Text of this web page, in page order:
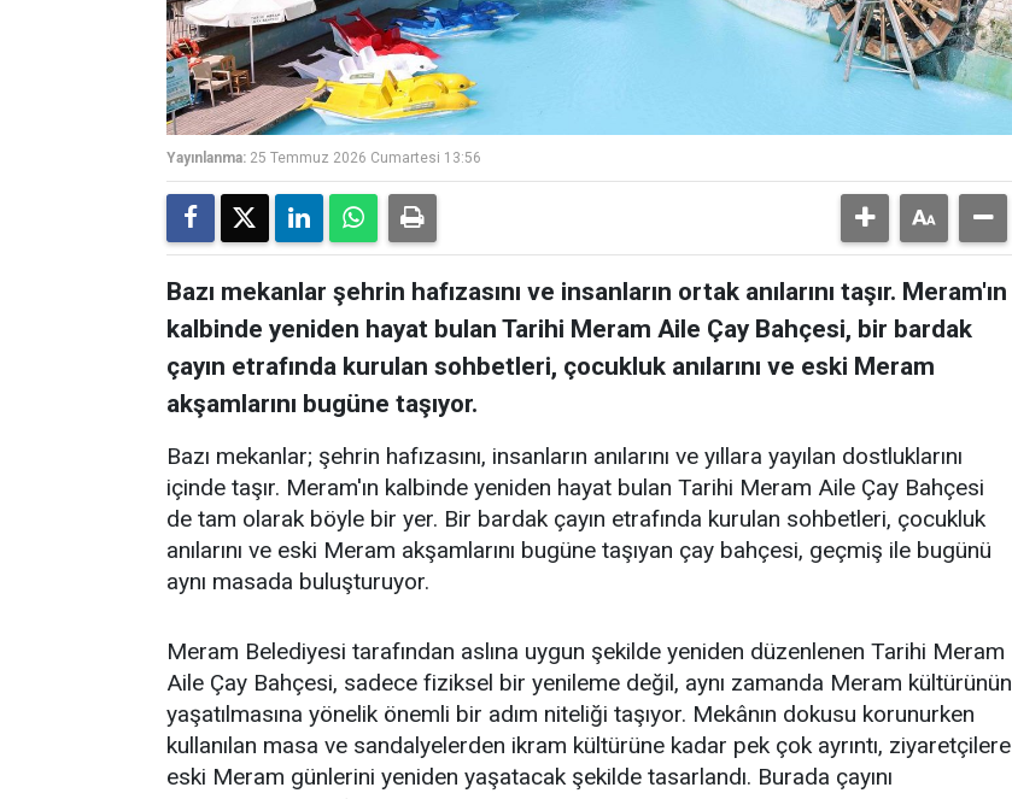
Yayınlanma: 25 Temmuz 2026 Cumartesi 13:56
Bazı mekanlar şehrin hafızasını ve insanların ortak anılarını taşır. Meram'ın
kalbinde yeniden hayat bulan Tarihi Meram Aile Çay Bahçesi, bir bardak
çayın etrafında kurulan sohbetleri, çocukluk anılarını ve eski Meram
akşamlarını bugüne taşıyor.
Bazı mekanlar; şehrin hafızasını, insanların anılarını ve yıllara yayılan dostluklarını
içinde taşır. Meram'ın kalbinde yeniden hayat bulan Tarihi Meram Aile Çay Bahçesi
de tam olarak böyle bir yer. Bir bardak çayın etrafında kurulan sohbetleri, çocukluk
anılarını ve eski Meram akşamlarını bugüne taşıyan çay bahçesi, geçmiş ile bugünü
aynı masada buluşturuyor.
Meram Belediyesi tarafından aslına uygun şekilde yeniden düzenlenen Tarihi Meram
Aile Çay Bahçesi, sadece fiziksel bir yenileme değil, aynı zamanda Meram kültürünün
yaşatılmasına yönelik önemli bir adım niteliği taşıyor. Mekânın dokusu korunurken
kullanılan masa ve sandalyelerden ikram kültürüne kadar pek çok ayrıntı, ziyaretçilere
eski Meram günlerini yeniden yaşatacak şekilde tasarlandı. Burada çayını